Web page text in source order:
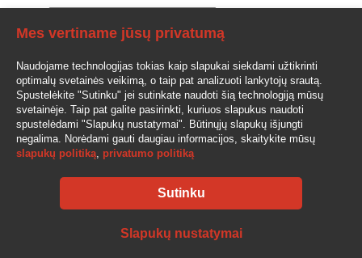
Tel.: +370 610 210 88info@av-auto.lt
Mes vertiname jūsų privatumą
Naudojame technologijas tokias kaip slapukai siekdami užtikrinti
optimalų svetainės veikimą, o taip pat analizuoti lankytojų srautą.
Spustelėkite "Sutinku" jei sutinkate naudoti šią technologiją mūsų
svetainėje. Taip pat galite pasirinkti, kuriuos slapukus naudoti
spustelėdami "Slapukų nustatymai". Būtinųjų slapukų išjungti
negalima. Norėdami gauti daugiau informacijos, skaitykite mūsų
slapukų politiką, privatumo politiką
Sutinku
Slapukų nustatymai